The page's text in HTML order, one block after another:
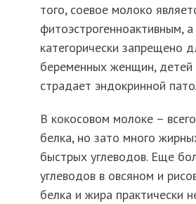
того, соевое молоко
фитоэстрогенноактивным, а
категорически запрещено
беременных женщин, детей
страдает эндокринной
В кокосовом молоке –
белка, но зато много
быстрых углеводов. Еще
углеводов в овсяном и
белка и жира практически